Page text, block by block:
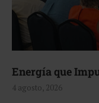
Energía que
4 agosto, 2026